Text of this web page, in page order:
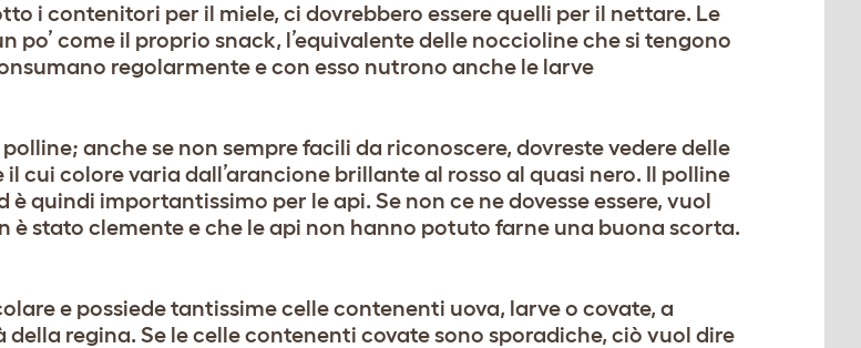
i contenitori per il miele, ci dovrebbero essere quelli per il nettare. Le
po’ come il proprio snack, l’equivalente delle noccioline che si tengono
regolarmente e con esso nutrono anche le larve
anche se non sempre facili da riconoscere, dovreste vedere delle
cui colore varia dall’arancione brillante al rosso al quasi nero. Il polline
è quindi importantissimo per le api. Se non ce ne dovesse essere, vuol
è stato clemente e che le api non hanno potuto farne una buona scorta.
e possiede tantissime celle contenenti uova, larve o covate, a
della regina. Se le celle contenenti covate sono sporadiche, ciò vuol dire